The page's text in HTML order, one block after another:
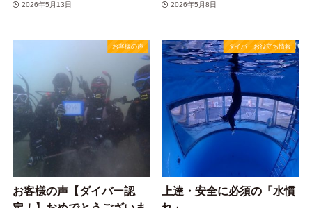
2026年5月13日 2026年5月8日
お客様の声
お客様の声【ダイバー認
ダイバーお役立ち情報
上達・安全に必須の「水慣